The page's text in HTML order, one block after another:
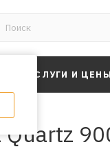
УСЛУГИ И ЦЕНЫ